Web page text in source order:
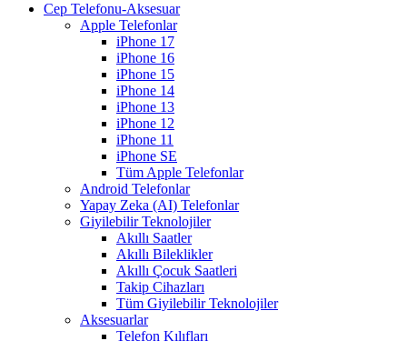
Cep Telefonu-Aksesuar
Apple Telefonlar
iPhone 17
iPhone 16
iPhone 15
iPhone 14
iPhone 13
iPhone 12
iPhone 11
iPhone SE
Tüm Apple Telefonlar
Android Telefonlar
Yapay Zeka (AI) Telefonlar
Giyilebilir Teknolojiler
Akıllı Saatler
Akıllı Bileklikler
Akıllı Çocuk Saatleri
Takip Cihazları
Tüm Giyilebilir Teknolojiler
Aksesuarlar
Telefon Kılıfları